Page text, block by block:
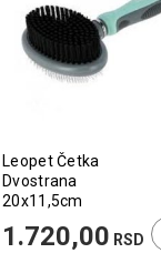
KORPU
Leopet Četka
Dvostrana
20x11,5cm
1.720,00 RSD